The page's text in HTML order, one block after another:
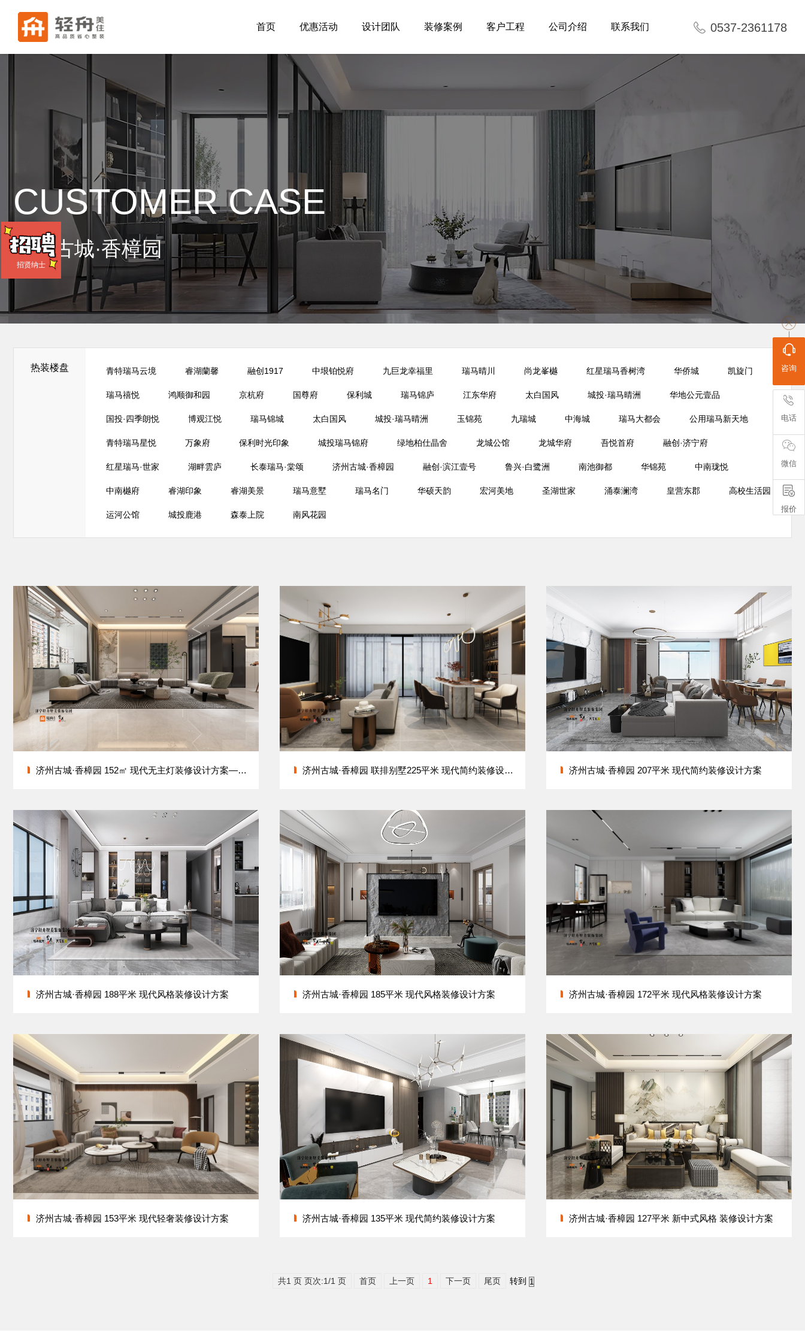
0537-2361178
首页 优惠活动 设计团队 装修案例 客户工程 公司介绍 联系我们
CUSTOMER CASE
济州古城·香樟园
热装楼盘 青特瑞马云境 睿湖蘭馨 融创1917 中垠铂悦府 九巨龙幸福里 瑞马晴川 尚龙峯樾 红星瑞马香树湾 华侨城 凯旋门
瑞马禧悦 鸿顺御和园 京杭府 国尊府 保利城 瑞马锦庐 江东华府 太白国风 城投·瑞马晴洲 华地公元壹品
国投·四季朗悦 博观江悦 瑞马锦城 太白国风 城投·瑞马晴洲 玉锦苑 九瑞城 中海城 瑞马大都会 公用瑞马新天地
青特瑞马星悦 万象府 保利时光印象 城投瑞马锦府 绿地柏仕晶舍 龙城公馆 龙城华府 吾悦首府 融创·济宁府
红星瑞马·世家 湖畔雲庐 长泰瑞马·棠颂 济州古城·香樟园 融创·滨江壹号 鲁兴·白鹭洲 南池御都 华锦苑 中南珑悦
中南樾府 睿湖印象 睿湖美景 瑞马意墅 瑞马名门 华硕天韵 宏河美地 圣湖世家 涌泰澜湾 皇营东郡 高校生活园
运河公馆 城投鹿港 森泰上院 南风花园
济州古城·香樟园 152㎡ 现代无主灯装修设计方案——设计师仲国庆 济州古城·香樟园 联排别墅225平米 现代简约装修设计方案 济州古城·香樟园 207平米 现代简约装修设计方案
济州古城·香樟园 188平米 现代风格装修设计方案 济州古城·香樟园 185平米 现代风格装修设计方案 济州古城·香樟园 172平米 现代风格装修设计方案
济州古城·香樟园 153平米 现代轻奢装修设计方案 济州古城·香樟园 135平米 现代简约装修设计方案 济州古城·香樟园 127平米 新中式风格 装修设计方案
共1 页 页次:1/1 页 首页 上一页 1 下一页 尾页 转到
招贤纳士
咨询
电话
微信
报价